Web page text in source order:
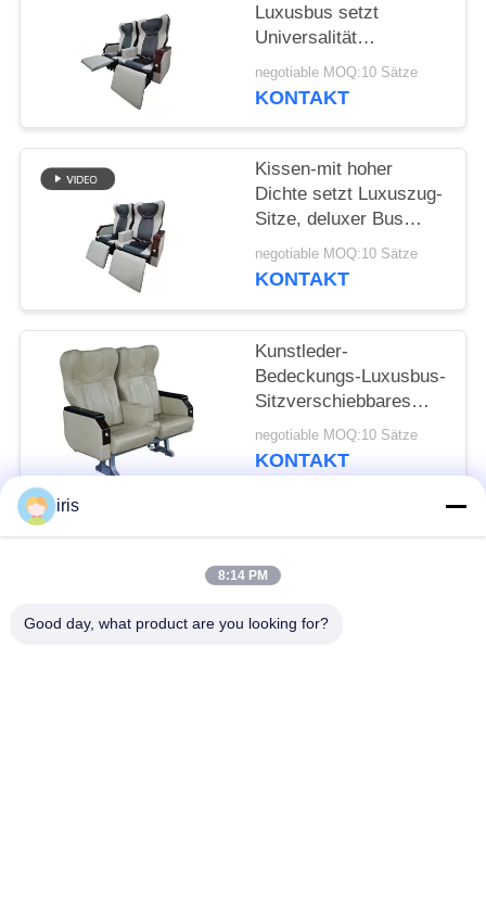
Luxusbus setzt
Universalität
verstellbare hohe
Beweglichkeit Comfotable
negotiable MOQ:10 Sätze
KONTAKT
Kissen-mit hoher
Dichte setzt Luxuszug-
Sitze, deluxer Bus
starke
Stahlrahmenkonstruktion
negotiable MOQ:10 Sätze
KONTAKT
Kunstleder-
Bedeckungs-Luxusbus-
Sitzverschiebbares
Gang-Seiten-Seat-
langlebiges Gut
negotiable MOQ:10 Sätze
KONTAKT
Luxusbus-Sitze
Küstenmotorschiff-
iris
8:14 PM
Good day, what product are you looking for?